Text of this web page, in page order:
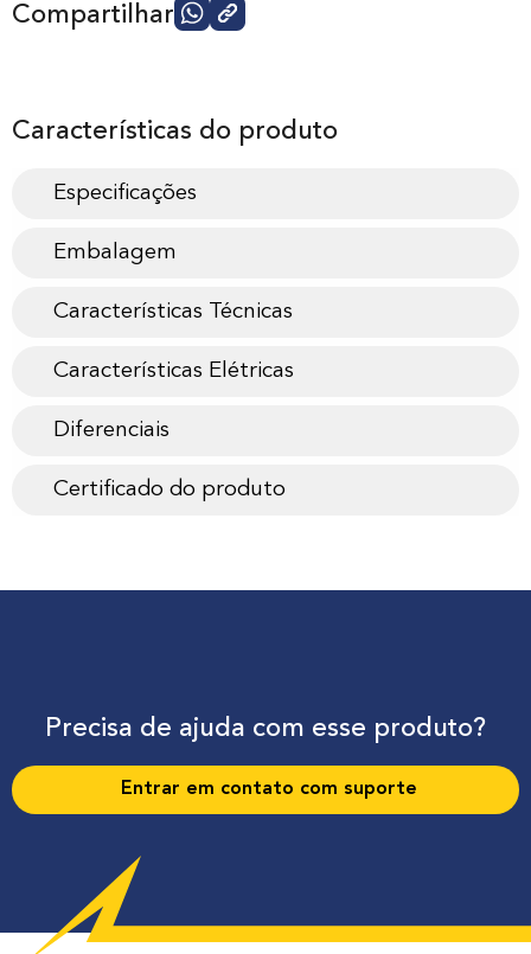
Compartilhar
Características do produto
Especificações
Embalagem
Características Técnicas
Características Elétricas
Diferenciais
Certificado do produto
Precisa de ajuda com esse produto?
Entrar em contato com suporte